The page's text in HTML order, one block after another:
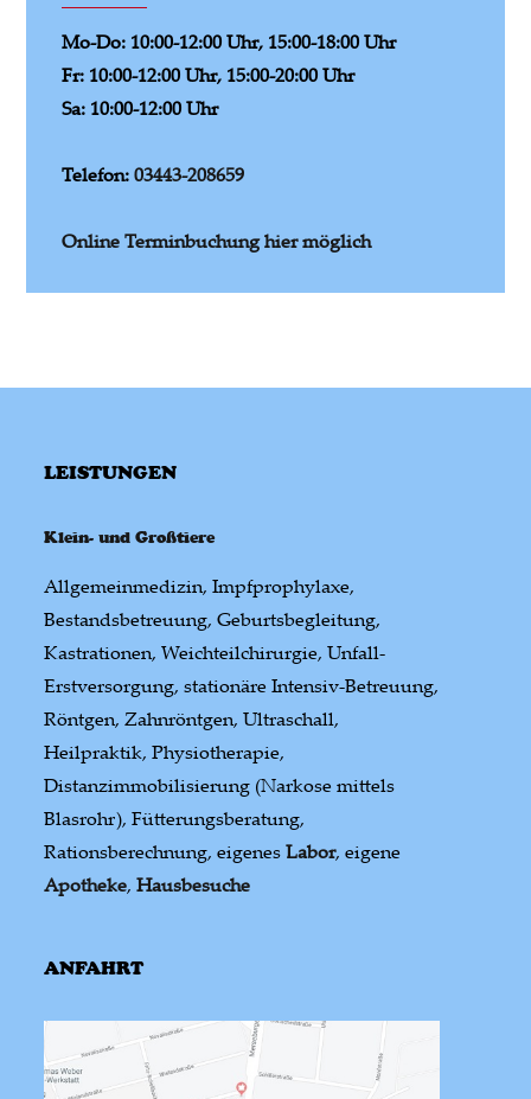
Mo-Do: 10:00-12:00 Uhr, 15:00-18:00 Uhr
Fr: 10:00-12:00 Uhr, 15:00-20:00 Uhr
Sa: 10:00-12:00 Uhr
Telefon:03443-208659
Online Terminbuchung hier möglich
LEISTUNGEN
Klein- und Großtiere
Allgemeinmedizin, Impfprophylaxe,
Bestandsbetreuung, Geburtsbegleitung,
Kastrationen, Weichteilchirurgie, Unfall-
Erstversorgung, stationäre Intensiv-Betreuung,
Röntgen, Zahnröntgen, Ultraschall,
Heilpraktik, Physiotherapie,
Distanzimmobilisierung (Narkose mittels
Blasrohr), Fütterungsberatung,
Rationsberechnung, eigenesLabor, eigene
Apotheke,Hausbesuche
ANFAHRT